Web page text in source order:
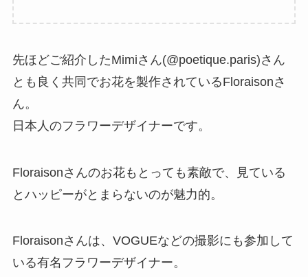
先ほどご紹介したMimiさん(@poetique.paris)さん
とも良く共同でお花を製作されているFloraisonさ
ん。
日本人のフラワーデザイナーです。
Floraisonさんのお花もとっても素敵で、見ている
とハッピーがとまらないのが魅力的。
Floraisonさんは、VOGUEなどの撮影にも参加して
いる有名フラワーデザイナー。